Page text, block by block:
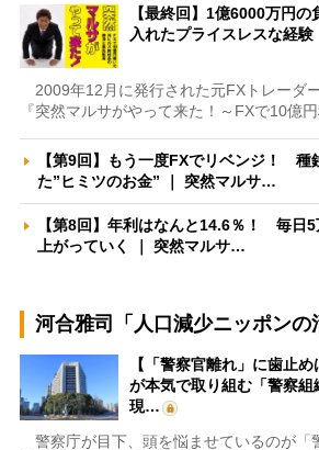
【最終回】1億6000万円
入れたプライスレスな経
2009年12月に発行された元FXトレーダ
『突然マルサがやって来た！～FXで10億
【第9回】もう一度FXでリベンジ！ 種
た”ヒミツのお金” ｜ 突然マルサ…
【第8回】年利はなんと14.6％！ 毎日
上がっていく ｜ 突然マルサ…
河合雅司「人口減少ニッポンの
【「警察官離れ」に歯止
が本気で取り組む「警察
現…
警察庁が目下、頭を悩ませているのが「